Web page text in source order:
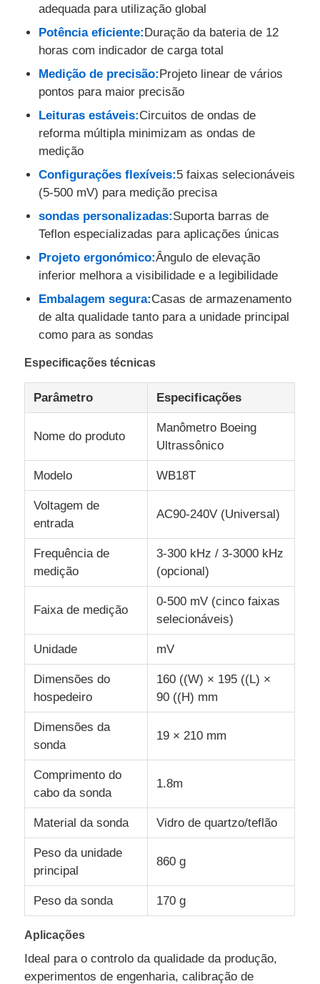
Detector de Radiação Nuclear
Dosímetro pessoal
sensor do raio de x
Sistema de Monitoramento de Radiação Nuclear
detector do rádon
Monitor de íons negativos atmosféricos
Detector de PM2.5
Contador da partícula de poeira
Sensor de matéria particulada
Dispositivo de controlo da qualidade do ar
Sistema de monitorização da qualidade do ar exterior
Detector de íons negativos
Detector de Ozônio
Taiwan Huibo Série de Instrumentos Ultrassônicos
Termômetro de Fibra Óptica
Detector de emissividade infravermelha
adequada para utilização global
Potência eficiente:Duração da bateria de 12
horas com indicador de carga total
Medição de precisão:Projeto linear de vários
pontos para maior precisão
Leituras estáveis:Circuitos de ondas de
reforma múltipla minimizam as ondas de
medição
Configurações flexíveis:5 faixas selecionáveis
(5-500 mV) para medição precisa
sondas personalizadas:Suporta barras de
Teflon especializadas para aplicações únicas
Projeto ergonómico:Ângulo de elevação
inferior melhora a visibilidade e a legibilidade
Embalagem segura:Casas de armazenamento
de alta qualidade tanto para a unidade principal
como para as sondas
Especificações técnicas
Parâmetro Especificações
Nome do produto
Manômetro Boeing
Ultrassônico
Modelo WB18T
Voltagem de
entrada
AC90-240V (Universal)
Frequência de
medição
3-300 kHz / 3-3000 kHz
(opcional)
Faixa de medição
0-500 mV (cinco faixas
selecionáveis)
Unidade mV
Dimensões do
hospedeiro
160 ((W) × 195 ((L) ×
90 ((H) mm
Dimensões da
sonda
19 × 210 mm
Comprimento do
cabo da sonda
1.8m
Material da sonda Vidro de quartzo/teflão
Peso da unidade
principal
860 g
Peso da sonda 170 g
Aplicações
Ideal para o controlo da qualidade da produção,
experimentos de engenharia, calibração de